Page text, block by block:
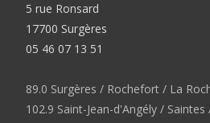
5 rue Ronsard
17700 Surgères
05 46 07 13 51
89.0 Surgères / Rochefort / La
102.9 Saint-Jean-d'Angély / Saintes